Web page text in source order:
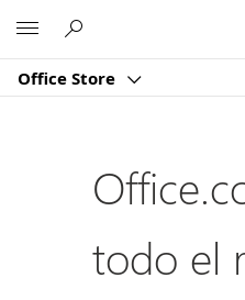
Office Store
todo el